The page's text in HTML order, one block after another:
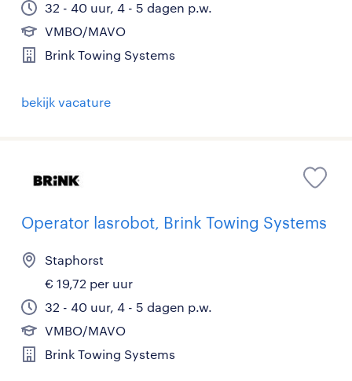
32 - 40 uur, 4 - 5 dagen p.w.
VMBO/MAVO
Brink Towing Systems
bekijk vacature
Operator lasrobot, Brink Towing Systems
Staphorst
€ 19,72 per uur
32 - 40 uur, 4 - 5 dagen p.w.
VMBO/MAVO
Brink Towing Systems